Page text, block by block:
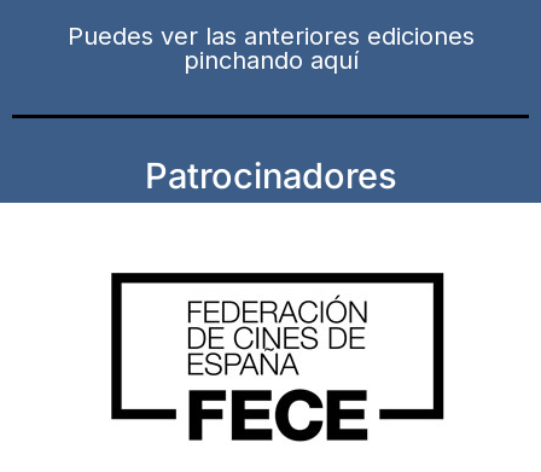
Puedes ver las anteriores ediciones
pinchando aquí
Patrocinadores